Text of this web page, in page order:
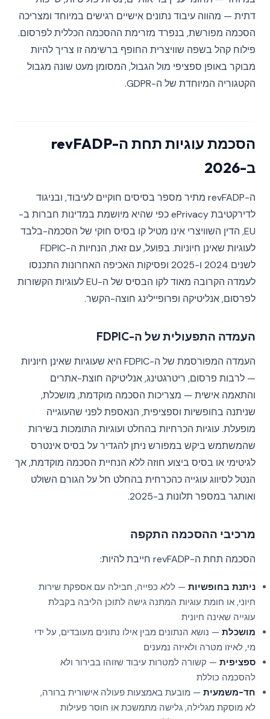
דתית — מהווה עיבוד נתונים אישיים רגישים במיוחד ומצריכה
הסכמה מפורשת, בנפרד מזרימת ההסכמה הכללית לפרסום.
פילוח קהל בשפה שוויצרית החופף ברשימה זו צריך להיות
מבוקר באופן ספציפי מול הגבול, המסומן מעט שונה מגבול
הקטגוריה המיוחדת של ה-GDPR.
הסכמת עוגיות תחת ה-revFADP
ב-2026
ה-revFADP מתיר מספר בסיסים חוקיים לעיבוד, ובניגוד
לדירקטיבת ePrivacy כפי שהיא מיושמת במדינות חברות ב-
EU, הדין השוויצרי אינו מטיל קו בסיס חוקי של הסכמה-בלבד
לעוגיות שאינן חיוניות. בפועל, עם זאת, הנחיות ה-FDPIC
לשנים 2024 ו-2025 ופסיקות האכיפה האחרונות התכנסו
לעמדה הקרובה מאוד לקו הבסיס של ה-EU לעוגיות הקשורות
לפרסום, אנליטיקה ופרופיילינג חוצה-הקשר.
העמדה התפעולית של ה-FDPIC
העמדה המפורסמת של ה-FDPIC היא שעוגיות שאינן חיוניות
— לרבות פרסום, ריטרגטינג, אנליטיקה חוצת-אתרים
והתאמה אישית — מצריכות הסכמה מוקדמת, מושכלת,
שניתנה בחופשיות וספציפית, הנאספת לפני שהעוגייה
מופעלת. עוגיות הכרחיות בהחלט ועוגיות התומכות בשירות
שהמשתמש ביקש במפורש ניתן להגדיר על בסיס אינטרס
לגיטימי או בסיס ביצוע חוזה ללא הנחיית הסכמה מוקדמת, אך
הנטל לסיווג עוגייה כהכרחית בהחלט חל על הגורם השולט
ואותגר במספר תלונות ב-2025.
מרכיבי ההסכמה התקפה
הסכמה תחת ה-revFADP חייבת להיות:
ניתנת בחופשיות — ללא כפייה, חבילה עם אספקת שירות
חיוני, או חומת עוגיות המתנה גישה לתוכן הליבה בקבלת
עוגייה שאינה חיונית
מושכלת — נושא הנתונים מבין אילו נתונים מעובדים, על ידי
מי, לאיזו מטרה ולאיזה נמענים
ספציפית — קשורה למטרות עיבוד שזוהו בבירור ולא
להסכמה כוללת
חד-משמעית — מובעת באמצעות פעולה אישורית ברורה,
לא מוסקת מגלילה, גלישה מתמשכת או חוסר פעילות